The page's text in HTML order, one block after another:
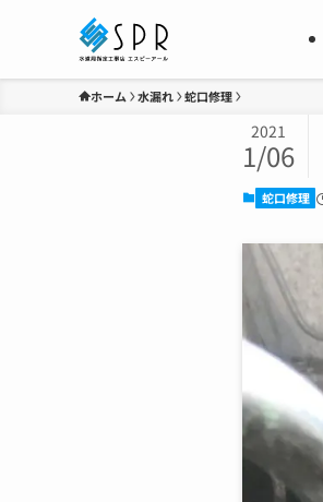
ホーム 水漏れ 蛇口修理
2021
1/06
蛇口修理